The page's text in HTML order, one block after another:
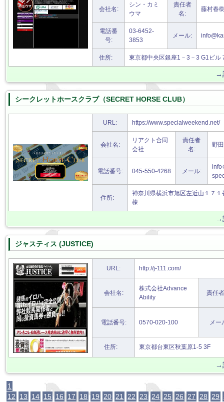
会社名:
シン・カミ
ウマ
責任者
名:
藤村春
電話番
号:
03-6452-
3853
メール:
住所: 東京都中央区銀座1－3－3 G1ビ
→
シークレットホースクラブ（SECRET HORSE CLUB）
URL: https://www.specialweekend.net/
会社名:
リアクト合同
会社
責任者
名:
野
電話番号: 045-550-4268 メール:
info
住所:
神奈川県横浜市旭区左近山１７
棟
→
ジャスティス (JUSTICE)
URL: http://j-111.com/
会社名:
株式会社Advance
Ability
責任
電話番号: 0570-020-100 メー
住所: 東京都台東区秋葉原1-5 3F
→
1
12
13 14 15 16 17 18 19 20 21 22 23 24 25 26 27 28 29